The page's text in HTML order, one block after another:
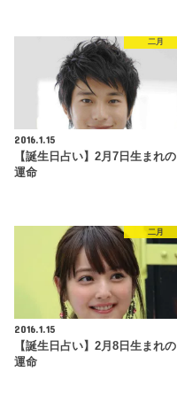
二月
2016.1.15
【誕生日占い】2月7日生まれの
運命
二月
2016.1.15
【誕生日占い】2月8日生まれの
運命